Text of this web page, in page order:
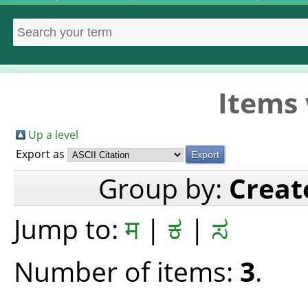
Items
Up a level
Export as
Group by:
Jump to:म| ಕ | ಸ
Number of items: 3.